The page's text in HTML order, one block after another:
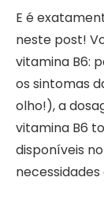
E é
neste post!
vitamina B6:
os sintomas
olho!), a
vitamina B6
disponíveis